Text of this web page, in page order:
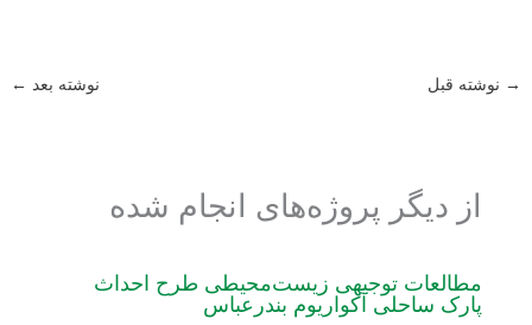
→ نوشته قبل نوشته بعد ←
از دیگر پروژه‌های انجام شده
مطالعات توجیهی زیست‌محیطی طرح احداث
پارک ساحلی آکواریوم بندرعباس